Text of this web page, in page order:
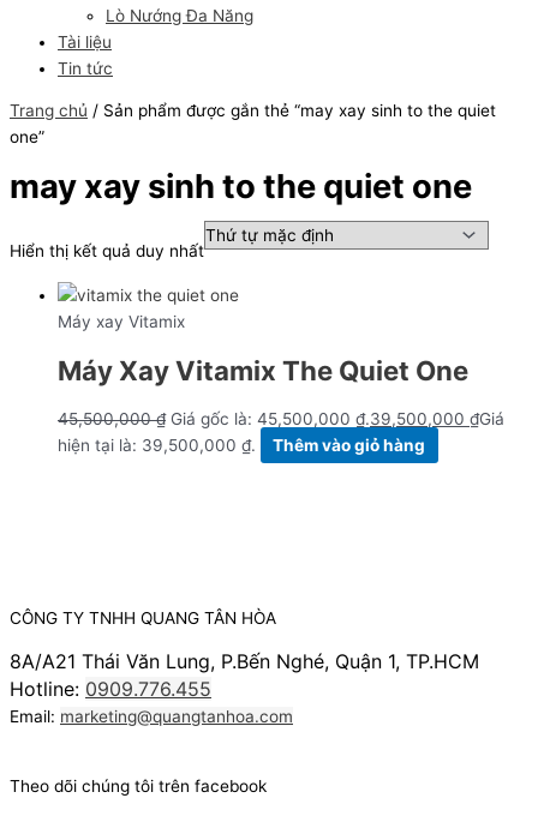
Lò Nướng Đa Năng
Tài liệu
Tin tức
Trang chủ / Sản phẩm được gắn thẻ “may xay sinh to the quiet
one”
may xay sinh to the quiet one
Hiển thị kết quả duy nhất
Máy xay Vitamix
Máy Xay Vitamix The Quiet One
45,500,000₫ Giá gốc là: 45,500,000 ₫.39,500,000 ₫Giá
hiện tại là: 39,500,000 ₫.
Thêm vào giỏ hàng
CÔNG TY TNHH QUANG TÂN HÒA
8A/A21 Thái Văn Lung, P.Bến Nghé, Quận 1, TP.HCM
Hotline: 0909.776.455
Email: marketing@quangtanhoa.com
Theo dõi chúng tôi trên facebook